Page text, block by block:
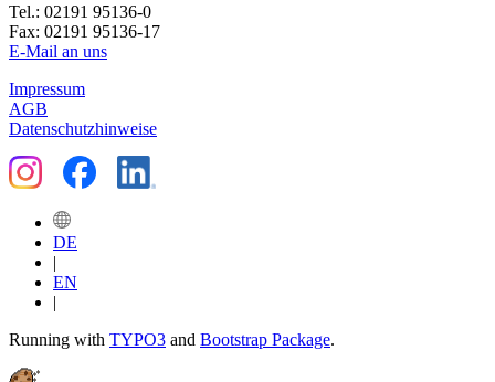
Tel.: 02191 95136-0
Fax: 02191 95136-17
E-Mail an uns
Impressum
AGB
Datenschutzhinweise
DE
|
EN
|
Running with TYPO3 and Bootstrap Package.